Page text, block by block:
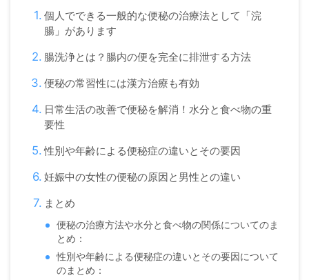
個人でできる一般的な便秘の治療法として「浣
腸」があります
腸洗浄とは？腸内の便を完全に排泄する方法
便秘の常習性には漢方治療も有効
日常生活の改善で便秘を解消！水分と食べ物の重
要性
性別や年齢による便秘症の違いとその要因
妊娠中の女性の便秘の原因と男性との違い
まとめ
便秘の治療方法や水分と食べ物の関係についてのま
とめ：
性別や年齢による便秘症の違いとその要因について
のまとめ：